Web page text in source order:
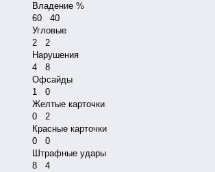
Владение %
60 40
Угловые
2 2
Нарушения
4 8
Офсайды
1 0
Желтые карточки
0 2
Красные карточки
0 0
Штрафные удары
8 4